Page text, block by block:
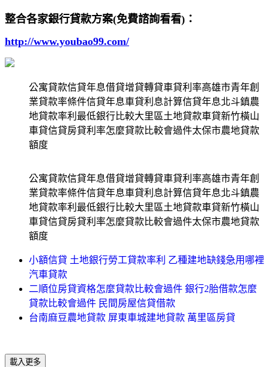
整合各家銀行貸款方案(免費諮詢看看)：
http://www.youbao99.com/
公寓貸款信貸年息借貸增貸轉貸車貸利率高雄市青年創
業貸款率條件信貸年息車貸利息計算信貸年息北斗鎮農
地貸款率利最低銀行比較大里區土地貸款車貸新竹橫山
車貸信貸房貸利率怎麼貸款比較會過件太保市農地貸款
額度
公寓貸款信貸年息借貸增貸轉貸車貸利率高雄市青年創
業貸款率條件信貸年息車貸利息計算信貸年息北斗鎮農
地貸款率利最低銀行比較大里區土地貸款車貸新竹橫山
車貸信貸房貸利率怎麼貸款比較會過件太保市農地貸款
額度
小額信貸 土地銀行勞工貸款率利 乙種建地缺錢急用哪裡
汽車貸款
二順位房貸資格怎麼貸款比較會過件 銀行2胎借款怎麼
貸款比較會過件 民間房屋信貸借款
台南麻豆農地貸款 屏東車城建地貸款 萬里區房貸
載入更多